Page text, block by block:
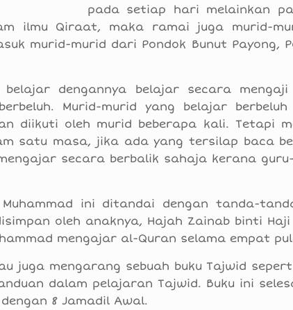
pada setiap hari melainkan
ilmu Qiraat, maka ramai juga murid-
murid-murid dari Pondok Bunut Payong,
dengannya belajar secara mengaji
Murid-murid yang belajar berbeluh
diikuti oleh murid beberapa kali. Tetapi
satu masa, jika ada yang tersilap baca
secara berbalik sahaja kerana
Muhammad ini ditandai dengan tanda-
oleh anaknya, Hajah Zainab binti Haji
mengajar al-Quran selama empat
juga mengarang sebuah buku Tajwid
dalam pelajaran Tajwid. Buku ini
8 Jamadil Awal.